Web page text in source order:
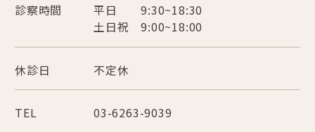
診察時間
平日 9:30~18:30
土日祝 9:00~18:00
休診日 不定休
TEL 03-6263-9039